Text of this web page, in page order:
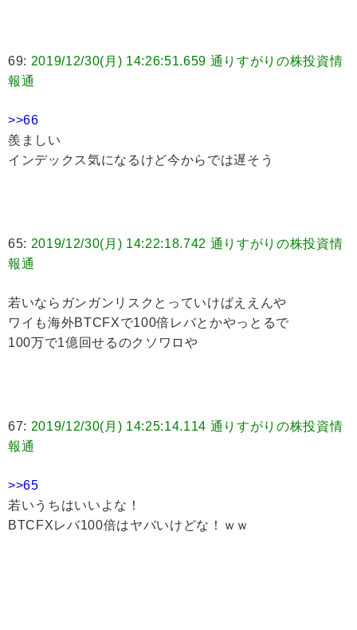
69: 2019/12/30(月) 14:26:51.659 通りすがりの株投資情
報通
>>66
羨ましい
インデックス気になるけど今からでは遅そう
65: 2019/12/30(月) 14:22:18.742 通りすがりの株投資情
報通
若いならガンガンリスクとっていけばええんや
ワイも海外BTCFXで100倍レバとかやっとるで
100万で1億回せるのクソワロや
67: 2019/12/30(月) 14:25:14.114 通りすがりの株投資情
報通
>>65
若いうちはいいよな！
BTCFXレバ100倍はヤバいけどな！ｗｗ